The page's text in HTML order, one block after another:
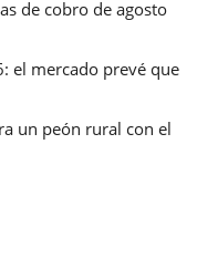
de cobro de agosto
el mercado prevé que
un peón rural con el